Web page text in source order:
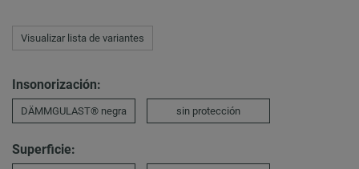
Visualizar lista de variantes
Insonorización:
DÄMMGULAST® negra sin protección
Superficie: